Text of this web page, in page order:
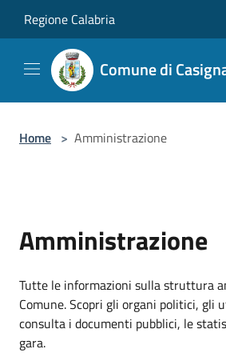
Regione Calabria
Comune di
Home > Amministrazione
Amministrazione
Tutte le informazioni sulla struttura
Comune. Scopri gli organi politici, gli
consulta i documenti pubblici, le
gara.